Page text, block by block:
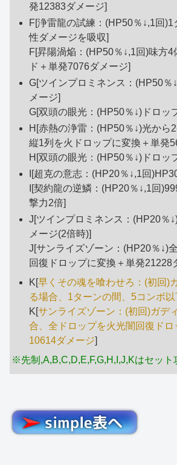
発12383ダメージ]
F[浄雷龍の試練：(HP50％↓,1回)1
性ダメージを吸収]
F[昇陽渦焔：(HP50％↓,1回)味方
ド＋単発7076ダメージ]
G[ツインプロミネンス：(HP50％
メージ]
G[双頭の眼光：(HP50％↓)ドロッ
H[赤熱の浄雷：(HP50％↓)光から
縦1列を火ドロップに変換＋単発
H[双頭の眼光：(HP50％↓)ドロッ
I[超克の意志：(HP20％↓,1回
I[契約龍の逆鱗：(HP20％↓,1回
撃力2倍]
J[ツインプロミネンス：(HP20％
メージ(2倍時)]
J[サンライズゾーン：(HP20％↓)
回復ドロップに変換＋単発21228
K[早くその魂を喰わせろ：(初回)
る場合、1ターンの間、5コンボ
K[サンライズゾーン：(初回)ガデ
合、全ドロップを火光闇回復ド
10614ダメージ
※先制,A,B,C,D,E,F,G,H,I,J,Kはセット